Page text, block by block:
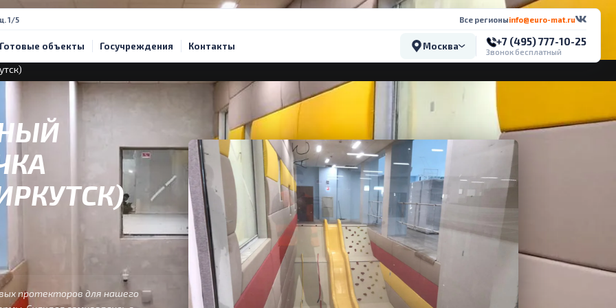
1/5 Все регионыinfo@euro-mat.ru
Готовые объекты Госучреждения Контакты Москва +7 (495) 777-10-25
Звонок бесплатный
протекторов для нашего